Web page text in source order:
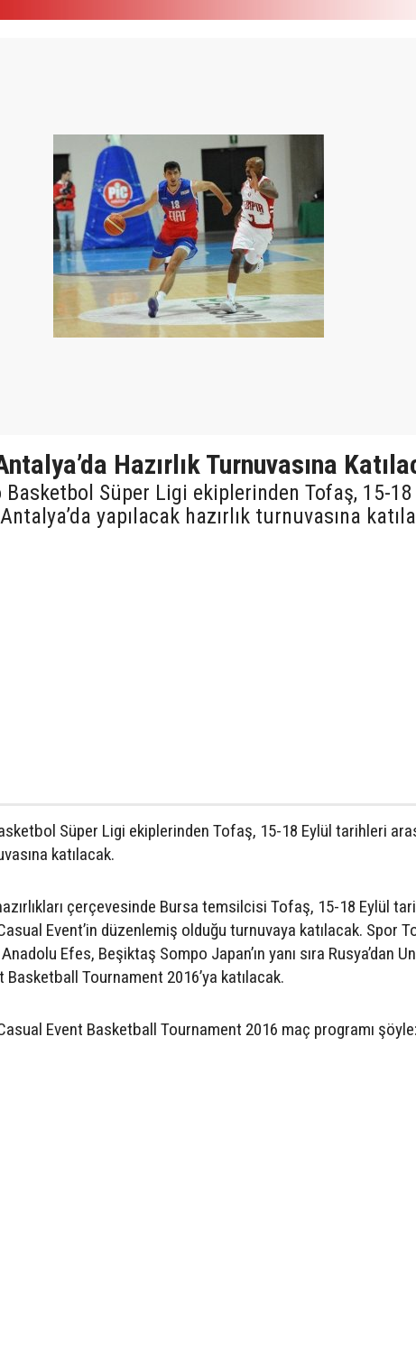
Hazırlık Turnuvasına
Basketbol Süper Ligi ekiplerinden Tofaş, 15-
yapılacak hazırlık turnuvasına
Süper Ligi ekiplerinden Tofaş, 15-18 Eylül tarihleri
katılacak.
çerçevesinde Bursa temsilcisi Tofaş, 15-18 Eylül
Event’in düzenlemiş olduğu turnuvaya katılacak. Spor
Efes, Beşiktaş Sompo Japan’ın yanı sıra Rusya’dan
Basketball Tournament 2016’ya katılacak.
Event Basketball Tournament 2016 maç programı şöyle: